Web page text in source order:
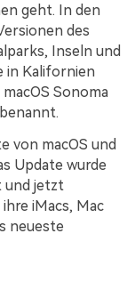
geht. In den
des
Inseln und
in Kalifornien
Sonoma
von macOS und
Update wurde
und jetzt
iMacs, Mac
neueste